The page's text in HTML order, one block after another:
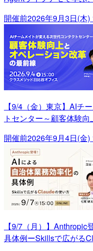
開催前2026年9月3日(木)
【9/4（金）東京】AIチ
トセンター～顧客体験
開催前2026年9月4日(金)
【9/7（月）】
具体例ーSkillsで広がる